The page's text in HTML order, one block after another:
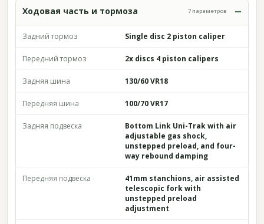
Ходовая часть и тормоза 7 параметров
Задний тормоз Single disc 2 piston caliper
Передний тормоз 2x discs 4 piston calipers
Задняя шина 130/60 VR18
Передняя шина 100/70 VR17
Задняя подвеска
Bottom Link Uni-Trak with air
adjustable gas shock,
unstepped preload, and four-
way rebound damping
Передняя подвеска
41mm stanchions, air assisted
telescopic fork with
unstepped preload
adjustment